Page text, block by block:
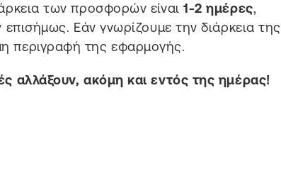
των προσφορών είναι1-2 ημέρες,
Εάν γνωρίζουμε την διάρκεια της
περιγραφή της εφαρμογής.
αλλάξουν, ακόμη και εντός της ημέρας!